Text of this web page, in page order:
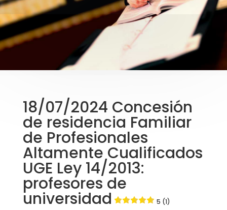
18/07/2024 Concesión
de residencia Familiar
de Profesionales
Altamente Cualificados
UGE Ley 14/2013:
profesores de
universidad 5 (1)